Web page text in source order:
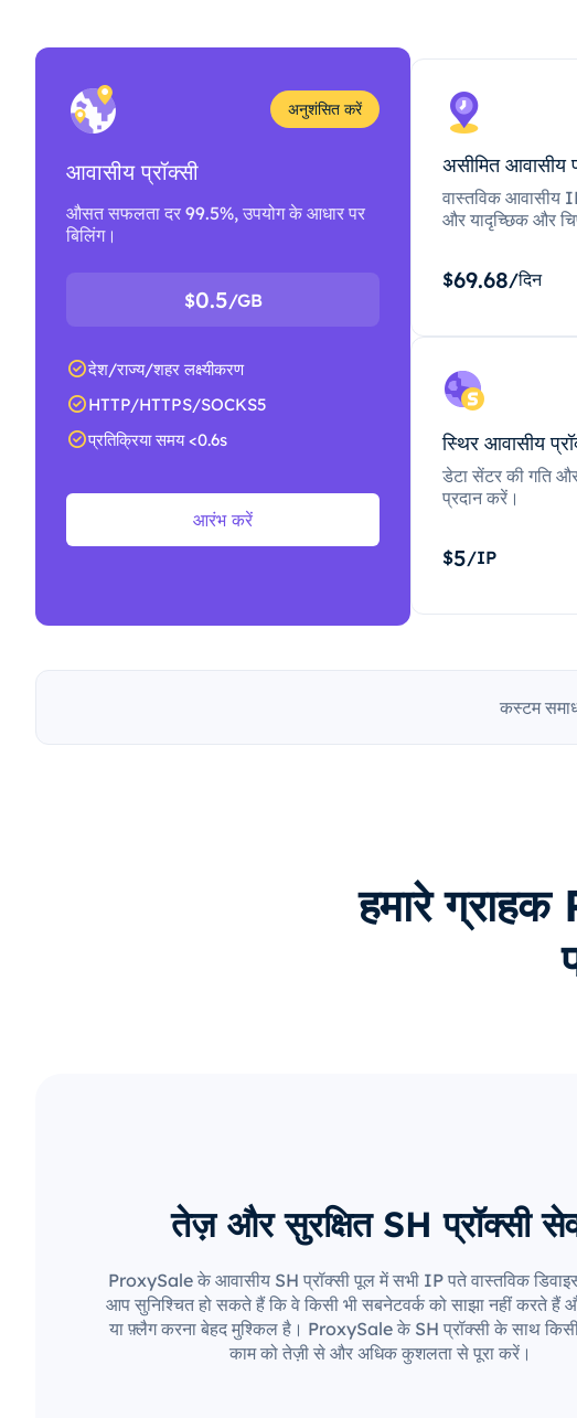
अनुशंसित करें
आवासीय प्रॉक्सी
औसत सफलता दर 99.5%, उपयोग के आधार पर
बिलिंग।
$0.5/GB
देश/राज्य/शहर लक्ष्यीकरण
HTTP/HTTPS/SOCKS5
प्रतिक्रिया समय <0.6s
आरंभ करें
असीमित आवासीय
वास्तविक आवासीय
और यादृच्छिक और
$69.68/दिन
स्थिर आवासीय
डेटा सेंटर की गति
प्रदान करें।
$5/IP
कस्टम
हमारे
तेज़ और सुरक्षित SH प्रॉक्सी
ProxySale के आवासीय SH प्रॉक्सी पूल में सभी IP पते वास्तविक
आप सुनिश्चित हो सकते हैं कि वे किसी भी सबनेटवर्क को साझा नहीं करते हैं
या फ़्लैग करना बेहद मुश्किल है। ProxySale के SH प्रॉक्सी के साथ
काम को तेज़ी से और अधिक कुशलता से पूरा करें।